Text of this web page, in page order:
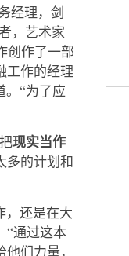
经理，剑
，艺术家
创作了一部
工作的经理
。“为了应
现实当作
多的计划和
，还是在大
“通过这本
们力量，